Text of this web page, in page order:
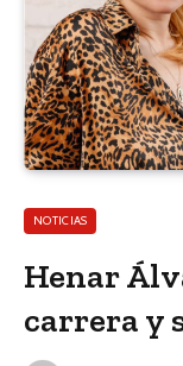
NOTICIAS
Henar
carrera y